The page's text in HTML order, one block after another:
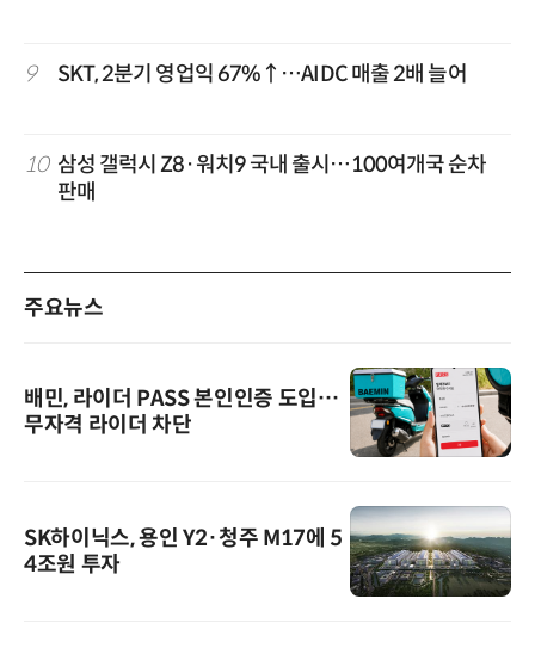
9 SKT, 2분기 영업익 67%↑…AIDC 매출 2배 늘어
10 삼성 갤럭시 Z8·워치9 국내 출시…100여개국 순차
판매
주요뉴스
배민, 라이더 PASS 본인인증 도입…
무자격 라이더 차단
SK하이닉스, 용인 Y2·청주 M17에 5
4조원 투자